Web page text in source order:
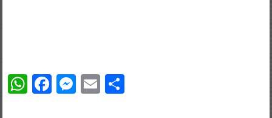
WhatsApp
Facebook
Messenger
EmailTeilen